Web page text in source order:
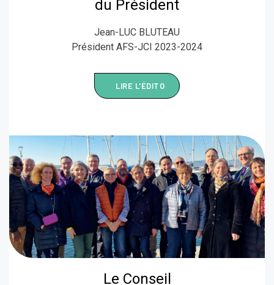
du Président
Jean-LUC BLUTEAU
Président AFS-JCI 2023-2024
LIRE L'ÉDITO
Le Conseil